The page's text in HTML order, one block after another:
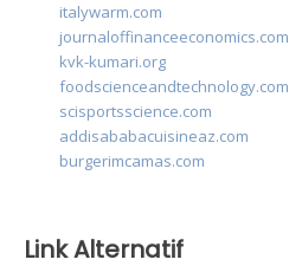
italywarm.com
journaloffinanceeconomics.com
kvk-kumari.org
foodscienceandtechnology.com
scisportsscience.com
addisababacuisineaz.com
burgerimcamas.com
Link Alternatif